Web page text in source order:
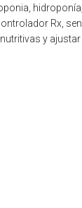
Rx,
y ajustar